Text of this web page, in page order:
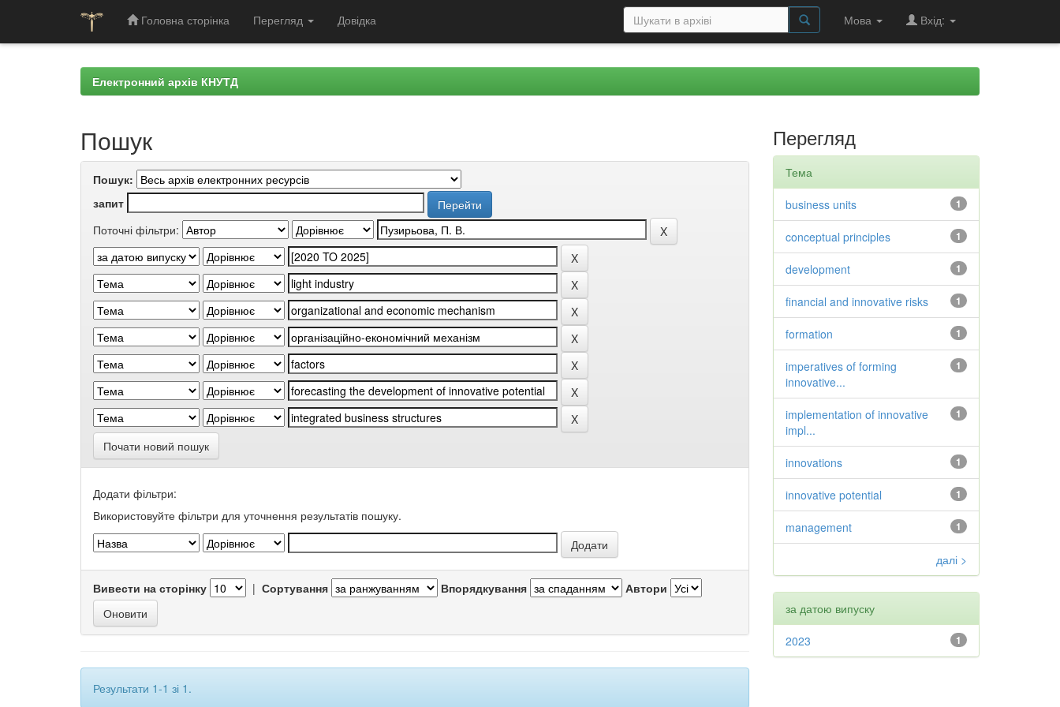
Головна сторінка Перегляд Довідка Мова Вхід:
Електронний архів КНУТД
Пошук
Пошук:
запит
Поточні фільтри:
Почати новий пошук
Додати фільтри:
Використовуйте фільтри для уточнення результатів пошуку.
Вивести на сторінку | Сортування Впорядкування Автори
Результати 1-1 зі 1.
Перегляд
Тема
1
business units
1
conceptual principles
1
development
1
financial and innovative risks
1
formation
1
imperatives of forming
innovative...
1
implementation of innovative
impl...
1
innovations
1
innovative potential
1
management
далі >
за датою випуску
1
2023